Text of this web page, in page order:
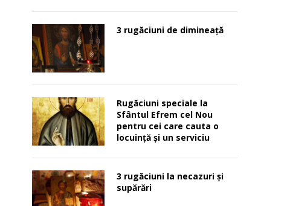
3 rugăciuni de dimineață
Rugăciuni speciale la
Sfântul Efrem cel Nou
pentru cei care cauta o
locuinţă şi un serviciu
3 rugăciuni la necazuri și
supărări